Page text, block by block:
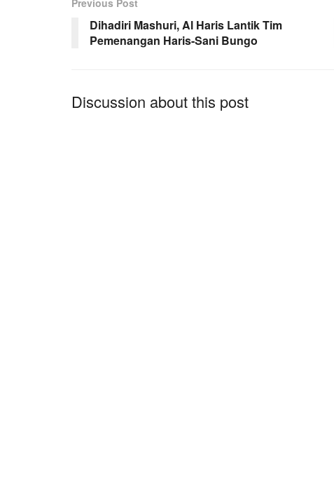
Dihadiri Mashuri, Al Haris Lantik Tim
Pemenangan Haris-Sani Bungo
Discussion about this post